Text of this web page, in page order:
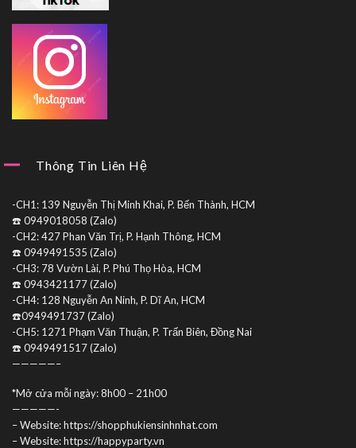
Thông Tin Liên Hệ
-CH1: 139 Nguyễn Thị Minh Khai, P. Bến Thành, HCM
☎️ 0949018058 (Zalo)
-CH2: 427 Phan Văn Trị, P. Hạnh Thông, HCM
☎️ 0949491535 (Zalo)
-CH3: 78 Vườn Lài, P. Phú Thọ Hòa, HCM
☎️ 0943421177 (Zalo)
-CH4: 128 Nguyễn An Ninh, P. Dĩ An, HCM
☎️0949491737 (Zalo)
-CH5: 1271 Phạm Văn Thuận, P. Trấn Biên, Đồng Nai
☎️ 0949491517 (Zalo)
—————–
*Mở cửa mỗi ngày: 8h00 – 21h00
—————-
– Website: https://shopphukiensinhnhat.com
– Website: https://happyparty.vn